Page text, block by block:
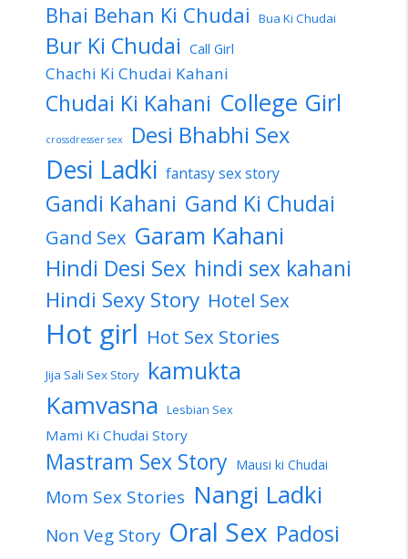
Bhai Behan Ki Chudai Bua Ki Chudai
Bur Ki Chudai Call Girl
Chachi Ki Chudai Kahani
Chudai Ki Kahani College Girl
crossdresser sex Desi Bhabhi Sex
Desi Ladki fantasy sex story
Gandi Kahani Gand Ki Chudai
Gand Sex Garam Kahani
Hindi Desi Sex hindi sex kahani
Hindi Sexy Story Hotel Sex
Hot girl Hot Sex Stories
Jija Sali Sex Story kamukta
Kamvasna Lesbian Sex
Mami Ki Chudai Story
Mastram Sex Story Mausi ki Chudai
Mom Sex Stories Nangi Ladki
Non Veg Story Oral Sex Padosi